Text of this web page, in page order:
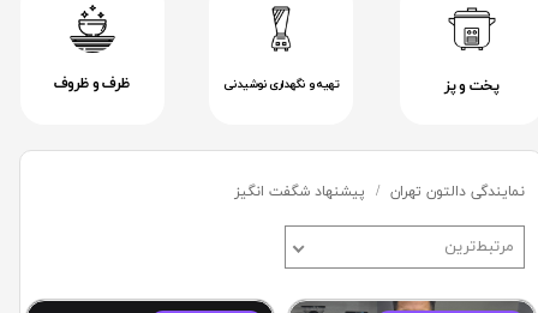
پخت و پز تهیه و نگهداری نوشیدنی ظرف و ظروف
نمایندگی دالتون تهران پیشنهاد شگفت انگیز
مرتبط‌ترین